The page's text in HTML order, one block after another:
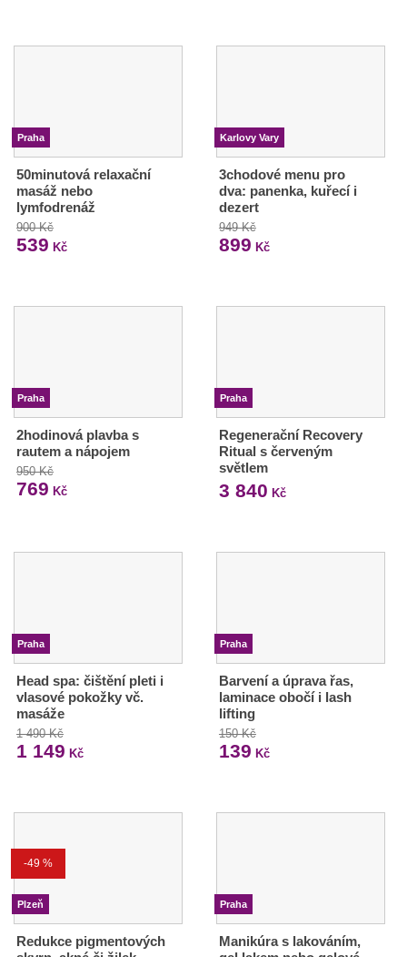
Praha
50minutová relaxační
masáž nebo
lymfodrenáž
900 Kč
539 Kč
Karlovy Vary
3chodové menu pro
dva: panenka, kuřecí i
dezert
949 Kč
899 Kč
Praha
2hodinová plavba s
rautem a nápojem
950 Kč
769 Kč
Praha
Regenerační Recovery
Ritual s červeným
světlem
3 840 Kč
Praha
Head spa: čištění pleti i
vlasové pokožky vč.
masáže
1 490 Kč
1 149 Kč
Praha
Barvení a úprava řas,
laminace obočí i lash
lifting
150 Kč
139 Kč
-49 %
Plzeň
Redukce pigmentových
Praha
Manikúra s lakováním,